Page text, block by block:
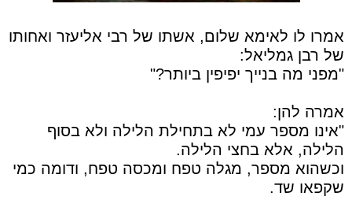
אמרו לו לאימא שלום, אשתו של רבי אליעזר ואחותו
של רבן גמליאל:
"מפני מה בנייך יפיפין ביותר?"
אמרה להן:
"אינו מספר עמי לא בתחילת הלילה ולא בסוף
הלילה, אלא בחצי הלילה.
וכשהוא מספר, מגלה טפח ומכסה טפח, ודומה כמי
שקפאו שד.